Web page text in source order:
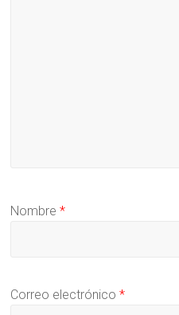
Nombre*
Correo electrónico*